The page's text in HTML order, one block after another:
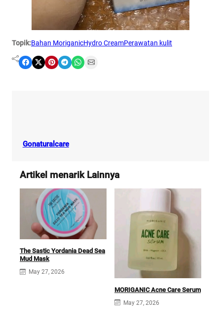
Topik:Bahan MoriganicHydro CreamPerawatan kulit
Share on Facebook Share on X Share on Pinterest Share on Telegram Share on WhatsApp Share on Email
Gonaturalcare
Artikel menarik Lainnya
The Sastic Yordania Dead Sea
Mud Mask
May 27, 2026
MORIGANIC Acne Care Serum
May 27, 2026